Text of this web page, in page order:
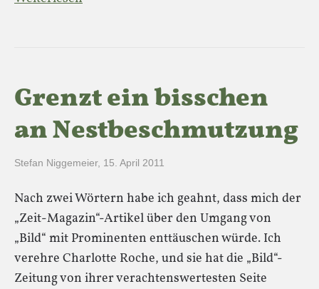
Grenzt ein bisschen
an Nestbeschmutzung
Stefan Niggemeier, 15. April 2011
Nach zwei Wörtern habe ich geahnt, dass mich der
„Zeit-Magazin“-Artikel über den Umgang von
„Bild“ mit Prominenten enttäuschen würde. Ich
verehre Charlotte Roche, und sie hat die „Bild“-
Zeitung von ihrer verachtenswertesten Seite